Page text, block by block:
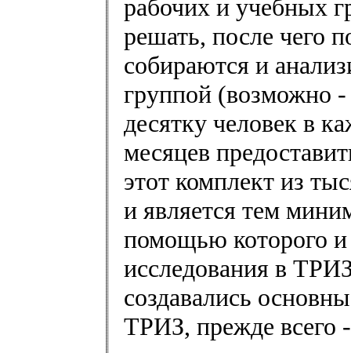
рабочих и учебных
решать, после чего
собираются и
группой (возможно
десятку человек в
месяцев
этот комплект из
и является тем
помощью которого
исследования в
создавались
ТРИЗ, прежде